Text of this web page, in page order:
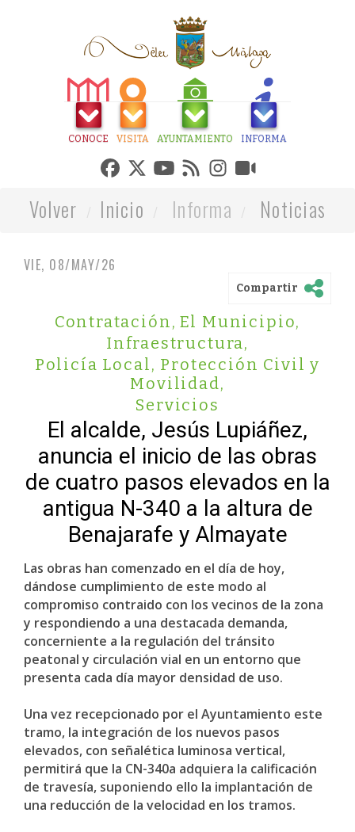
CONOCE VISITA AYUNTAMIENTO INFORMA
Volver Inicio Informa Noticias
VIE, 08/MAY/26
Compartir
Contratación, El Municipio,
Infraestructura,
Policía Local, Protección Civil y
Movilidad,
Servicios
El alcalde, Jesús Lupiáñez,
anuncia el inicio de las obras
de cuatro pasos elevados en la
antigua N-340 a la altura de
Benajarafe y Almayate
Las obras han comenzado en el día de hoy,
dándose cumplimiento de este modo al
compromiso contraido con los vecinos de la zona
y respondiendo a una destacada demanda,
concerniente a la regulación del tránsito
peatonal y circulación vial en un entorno que
presenta cada día mayor densidad de uso.
Una vez recepcionado por el Ayuntamiento este
tramo, la integración de los nuevos pasos
elevados, con señalética luminosa vertical,
permitirá que la CN-340a adquiera la calificación
de travesía, suponiendo ello la implantación de
una reducción de la velocidad en los tramos.